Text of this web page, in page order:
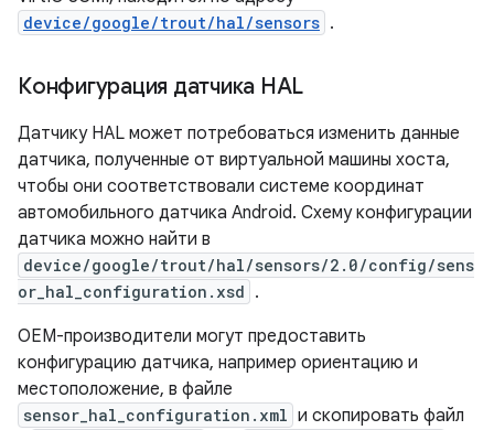
device/google/trout/hal/sensors .
Конфигурация датчика HAL
Датчику HAL может потребоваться изменить данные
датчика, полученные от виртуальной машины хоста,
чтобы они соответствовали системе координат
автомобильного датчика Android. Схему конфигурации
датчика можно найти в
device/google/trout/hal/sensors/2.0/config/sens
or_hal_configuration.xsd .
OEM-производители могут предоставить
конфигурацию датчика, например ориентацию и
местоположение, в файле
sensor_hal_configuration.xml и скопировать файл